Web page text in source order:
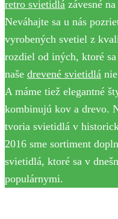
retro svietidlá závesné
Neváhajte sa u nás
vyrobených svetiel z
rozdiel od iných, ktoré
naše drevené svietidlá
A máme tiež elegantné
kombinujú kov a drevo.
tvoria svietidlá v
2016 sme sortiment
svietidlá, ktoré sa v
populárnymi.